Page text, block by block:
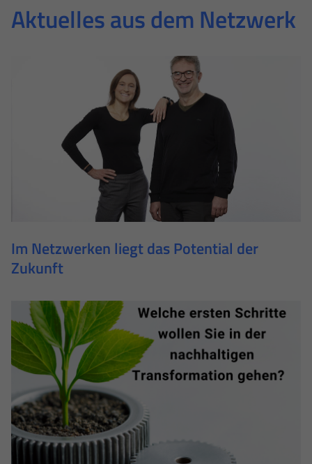
Aktuelles aus dem Netzwerk
Im Netzwerken liegt das Potential der
Zukunft